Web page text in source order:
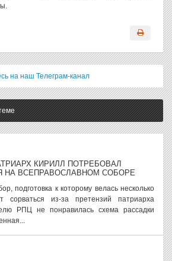
на наш Телеграм-канал
КИРИЛЛ ПОТРЕБОВАЛ
НА ВСЕПРАВОСЛАВНОМ СОБОРЕ
подготовка к которому велась несколько
сорваться из-за претензий патриарха
РПЦ не понравилась схема рассадки